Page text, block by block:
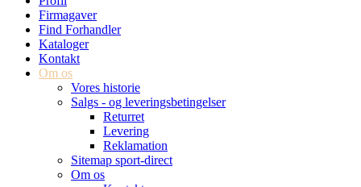
Firmagaver
Find Forhandler
Kataloger
Kontakt
Om os
Vores historie
Salgs - og leveringsbetingelser
Returret
Levering
Reklamation
Sitemap sport-direct
Om os